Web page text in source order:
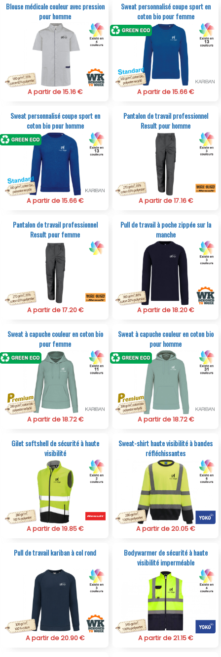
Blouse médicale couleur avec pression
pour homme
A partir de 15.16 €
Sweat personnalisé coupe sport en
coton bio pour femme
A partir de 15.66 €
Sweat personnalisé coupe sport en
coton bio pour homme
A partir de 15.66 €
Pantalon de travail professionnel
Result pour homme
A partir de 17.16 €
Pantalon de travail professionnel
Result pour femme
A partir de 17.20 €
Pull de travail à poche zippée sur la
manche
A partir de 18.20 €
Sweat à capuche couleur en coton bio
pour femme
A partir de 18.72 €
Sweat à capuche couleur en coton bio
pour homme
A partir de 18.72 €
Gilet softshell de sécurité à haute
visibilité
A partir de 19.85 €
Sweat-shirt haute visibilité à bandes
réfléchissantes
A partir de 20.05 €
Pull de travail kariban à col rond
A partir de 20.90 €
Bodywarmer de sécurité à haute
visibilité imperméable
A partir de 21.15 €